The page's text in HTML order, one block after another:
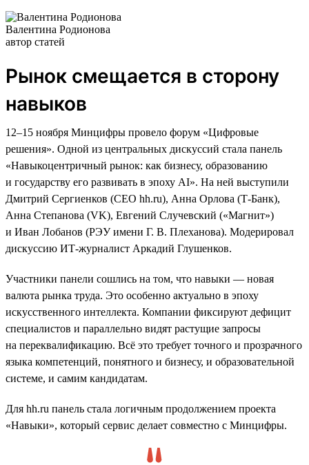
Валентина Родионова
автор статей
Рынок смещается в сторону
навыков
12–15 ноября Минцифры провело форум «Цифровые
решения». Одной из центральных дискуссий стала панель
«Навыкоцентричный рынок: как бизнесу, образованию
и государству его развивать в эпоху AI». На ней выступили
Дмитрий Сергиенков (CEO hh.ru), Анна Орлова (Т-Банк),
Анна Степанова (VK), Евгений Случевский («Магнит»)
и Иван Лобанов (РЭУ имени Г. В. Плеханова). Модерировал
дискуссию ИТ-журналист Аркадий Глушенков.
Участники панели сошлись на том, что навыки — новая
валюта рынка труда. Это особенно актуально в эпоху
искусственного интеллекта. Компании фиксируют дефицит
специалистов и параллельно видят растущие запросы
на переквалификацию. Всё это требует точного и прозрачного
языка компетенций, понятного и бизнесу, и образовательной
системе, и самим кандидатам.
Для hh.ru панель стала логичным продолжением проекта
«Навыки», который сервис делает совместно с Минцифры.